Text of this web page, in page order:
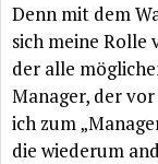
Denn mit dem
sich meine
der alle
Manager, der
ich zum
die wiederum